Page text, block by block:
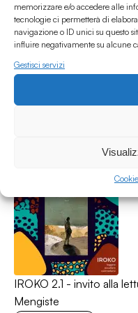
memorizzare e/o accedere alle
tecnologie ci permetterà di
navigazione o ID unici su questo
influire negativamente su alcune
Gestisci servizi
IROKO 2.1 - invito alla
IROKO
IROKO 2.1 - invito alla
Mengiste